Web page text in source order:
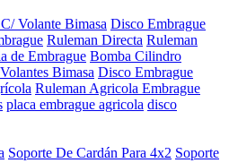
Volante Bimasa Disco Embrague
Ruleman Directa Ruleman
de Embrague Bomba Cilindro
Volantes Bimasa Disco Embrague
Ruleman Agricola Embrague
placa embrague agricola disco
Soporte De Cardán Para 4x2 Soporte